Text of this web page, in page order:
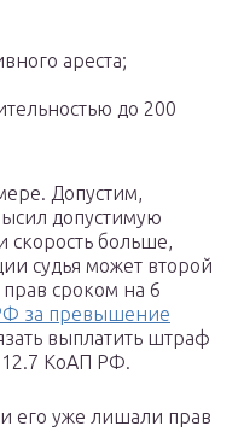
ареста;
до 200
Допустим,
допустимую
скорость больше,
судья может второй
сроком на 6
за превышение
выплатить штраф
12.7 КоАП РФ.
и его уже лишали прав